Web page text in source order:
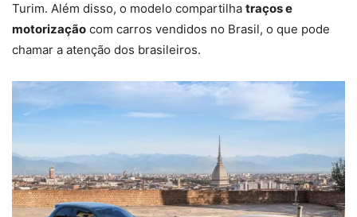
Turim. Além disso, o modelo compartilha traços e
motorização com carros vendidos no Brasil, o que pode
chamar a atenção dos brasileiros.